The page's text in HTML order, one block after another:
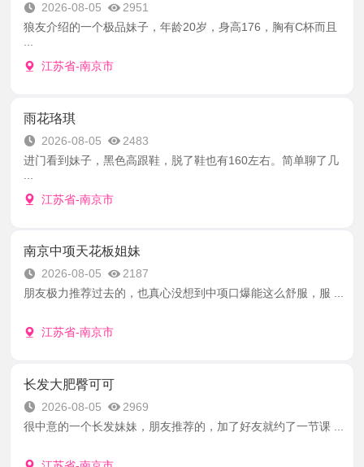
2026-08-05
2951
狼友介绍的一个极品妹子，年龄20岁，身高176，胸有C杯而且
...
江苏省-南京市
雨花珞琪
2026-08-05
2483
进门看到妹子，黑色高跟鞋，脱了鞋也有160左右。简单聊了几
江苏省-南京市
南京中项天花板姐妹
2026-08-05
2187
朋友极力推荐过去的，也真心没想到中项口爆能这么舒服，服 ...
江苏省-南京市
长发大肥臀可可
2026-08-05
2969
很中意的一个长发妹妹，朋友推荐的，加了好友就约了一节课 ...